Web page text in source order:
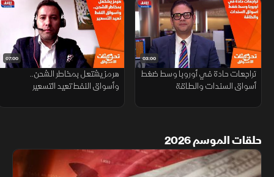
03:00
تراجعات حادة في أوروبا وسط ضغط
أسواق السندات والطاقة
07:00
هرمز يشتعل بمخاطر الشحن..
وأسواق النفط تعيد التسعير
حلقات الموسم 2026